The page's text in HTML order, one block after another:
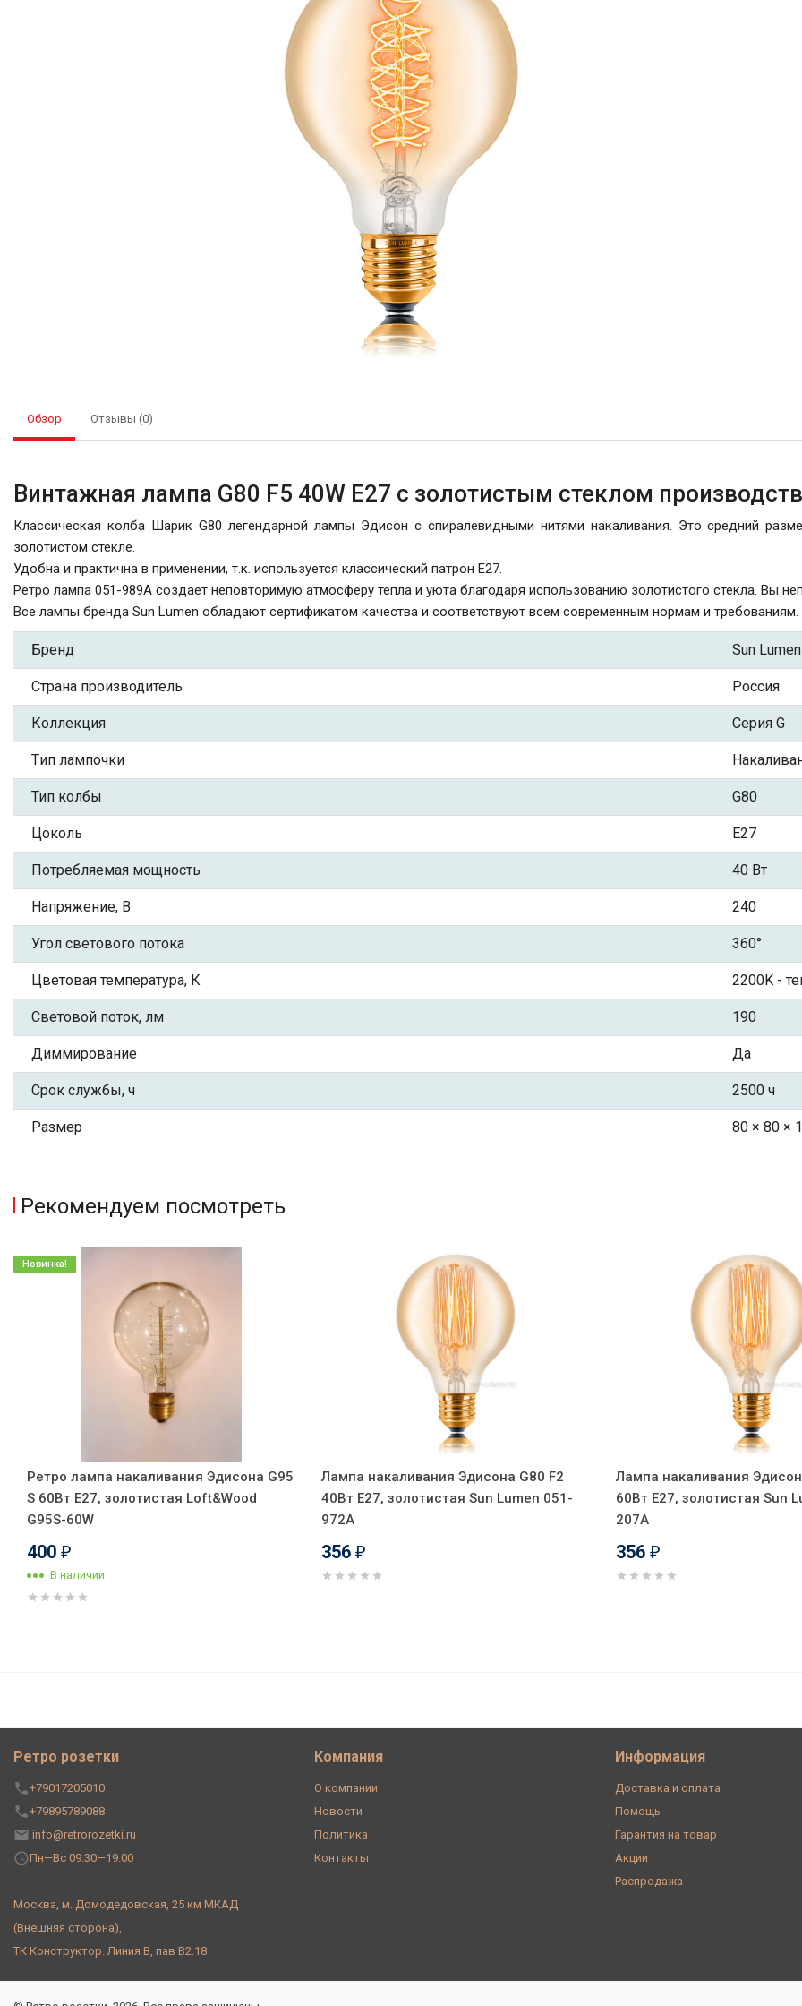
Обзор Отзывы (0)
Винтажная лампа G80 F5 40W E27 с золотистым стеклом
Классическая колба Шарик G80 легендарной лампы Эдисон с спиралевидными нитями накаливания. Это средний
золотистом стекле.
Удобна и практична в применении, т.к. используется классический патрон Е27.
Ретро лампа 051-989A создает неповторимую атмосферу тепла и уюта благодаря использованию золотистого стекла. Вы
Все лампы бренда Sun Lumen обладают сертификатом качества и соответствуют всем современным нормам и требованиям.
Бренд Sun Lumen
Страна производитель Россия
Коллекция Серия G
Tип лампочки
Тип колбы G80
Цоколь Е27
Потребляемая мощность 40 Вт
Напряжение, В 240
Угол светового потока 360°
Цветовая температура, К 2200K -
Световой поток, лм 190
Диммирование Да
Срок службы, ч 2500 ч
Размер 80 × 80 ×
Рекомендуем посмотреть
Ретро лампа накаливания Эдисона G95
S 60Вт Е27, золотистая Loft&Wood
G95S-60W
400 ₽
В наличии
Новинка!
Лампа накаливания Эдисона G80 F2
40Вт Е27, золотистая Sun Lumen 051-
972A
356 ₽
Лампа накаливания
60Вт Е27, золотистая Sun
207A
356 ₽
Ретро розетки
+79017205010
+79895789088
info@retrorozetki.ru
Пн—Вс 09:30—19:00
Москва, м. Домодедовская, 25 км МКАД
(Внешняя сторона),
ТК Конструктор. Линия В, пав В2.18
Компания
О компании
Новости
Политика
Контакты
Информация
Доставка и оплата
Помощь
Гарантия на товар
Акции
Распродажа